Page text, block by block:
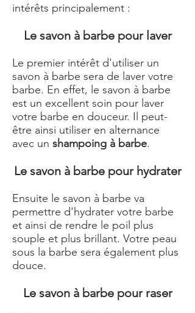
intérêts principalement :
Le savon à barbe pour laver
Le premier intérêt d'utiliser un
savon à barbe sera de laver votre
barbe. En effet, le savon à barbe
est un excellent soin pour laver
votre barbe en douceur. Il peut-
être ainsi utiliser en alternance
avec un shampoing à barbe.
Le savon à barbe pour hydrater
Ensuite le savon à barbe va
permettre d'hydrater votre barbe
et ainsi de rendre le poil plus
souple et plus brillant. Votre peau
sous la barbe sera également plus
douce.
Le savon à barbe pour raser